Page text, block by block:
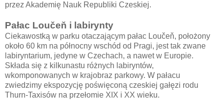
przez Akademię Nauk Republiki Czeskiej.
Pałac Loučeň i labirynty
Ciekawostką w parku otaczającym pałac Loučeň, położony
około 60 km na północny wschód od Pragi, jest tak zwane
labiryntarium, jedyne w Czechach, a nawet w Europie.
Składa się z kilkunastu różnych labiryntów,
wkomponowanych w krajobraz parkowy. W pałacu
zwiedzimy ekspozycję poświęconą czeskiej gałęzi rodu
Thurn-Taxisów na przełomie XIX i XX wieku.